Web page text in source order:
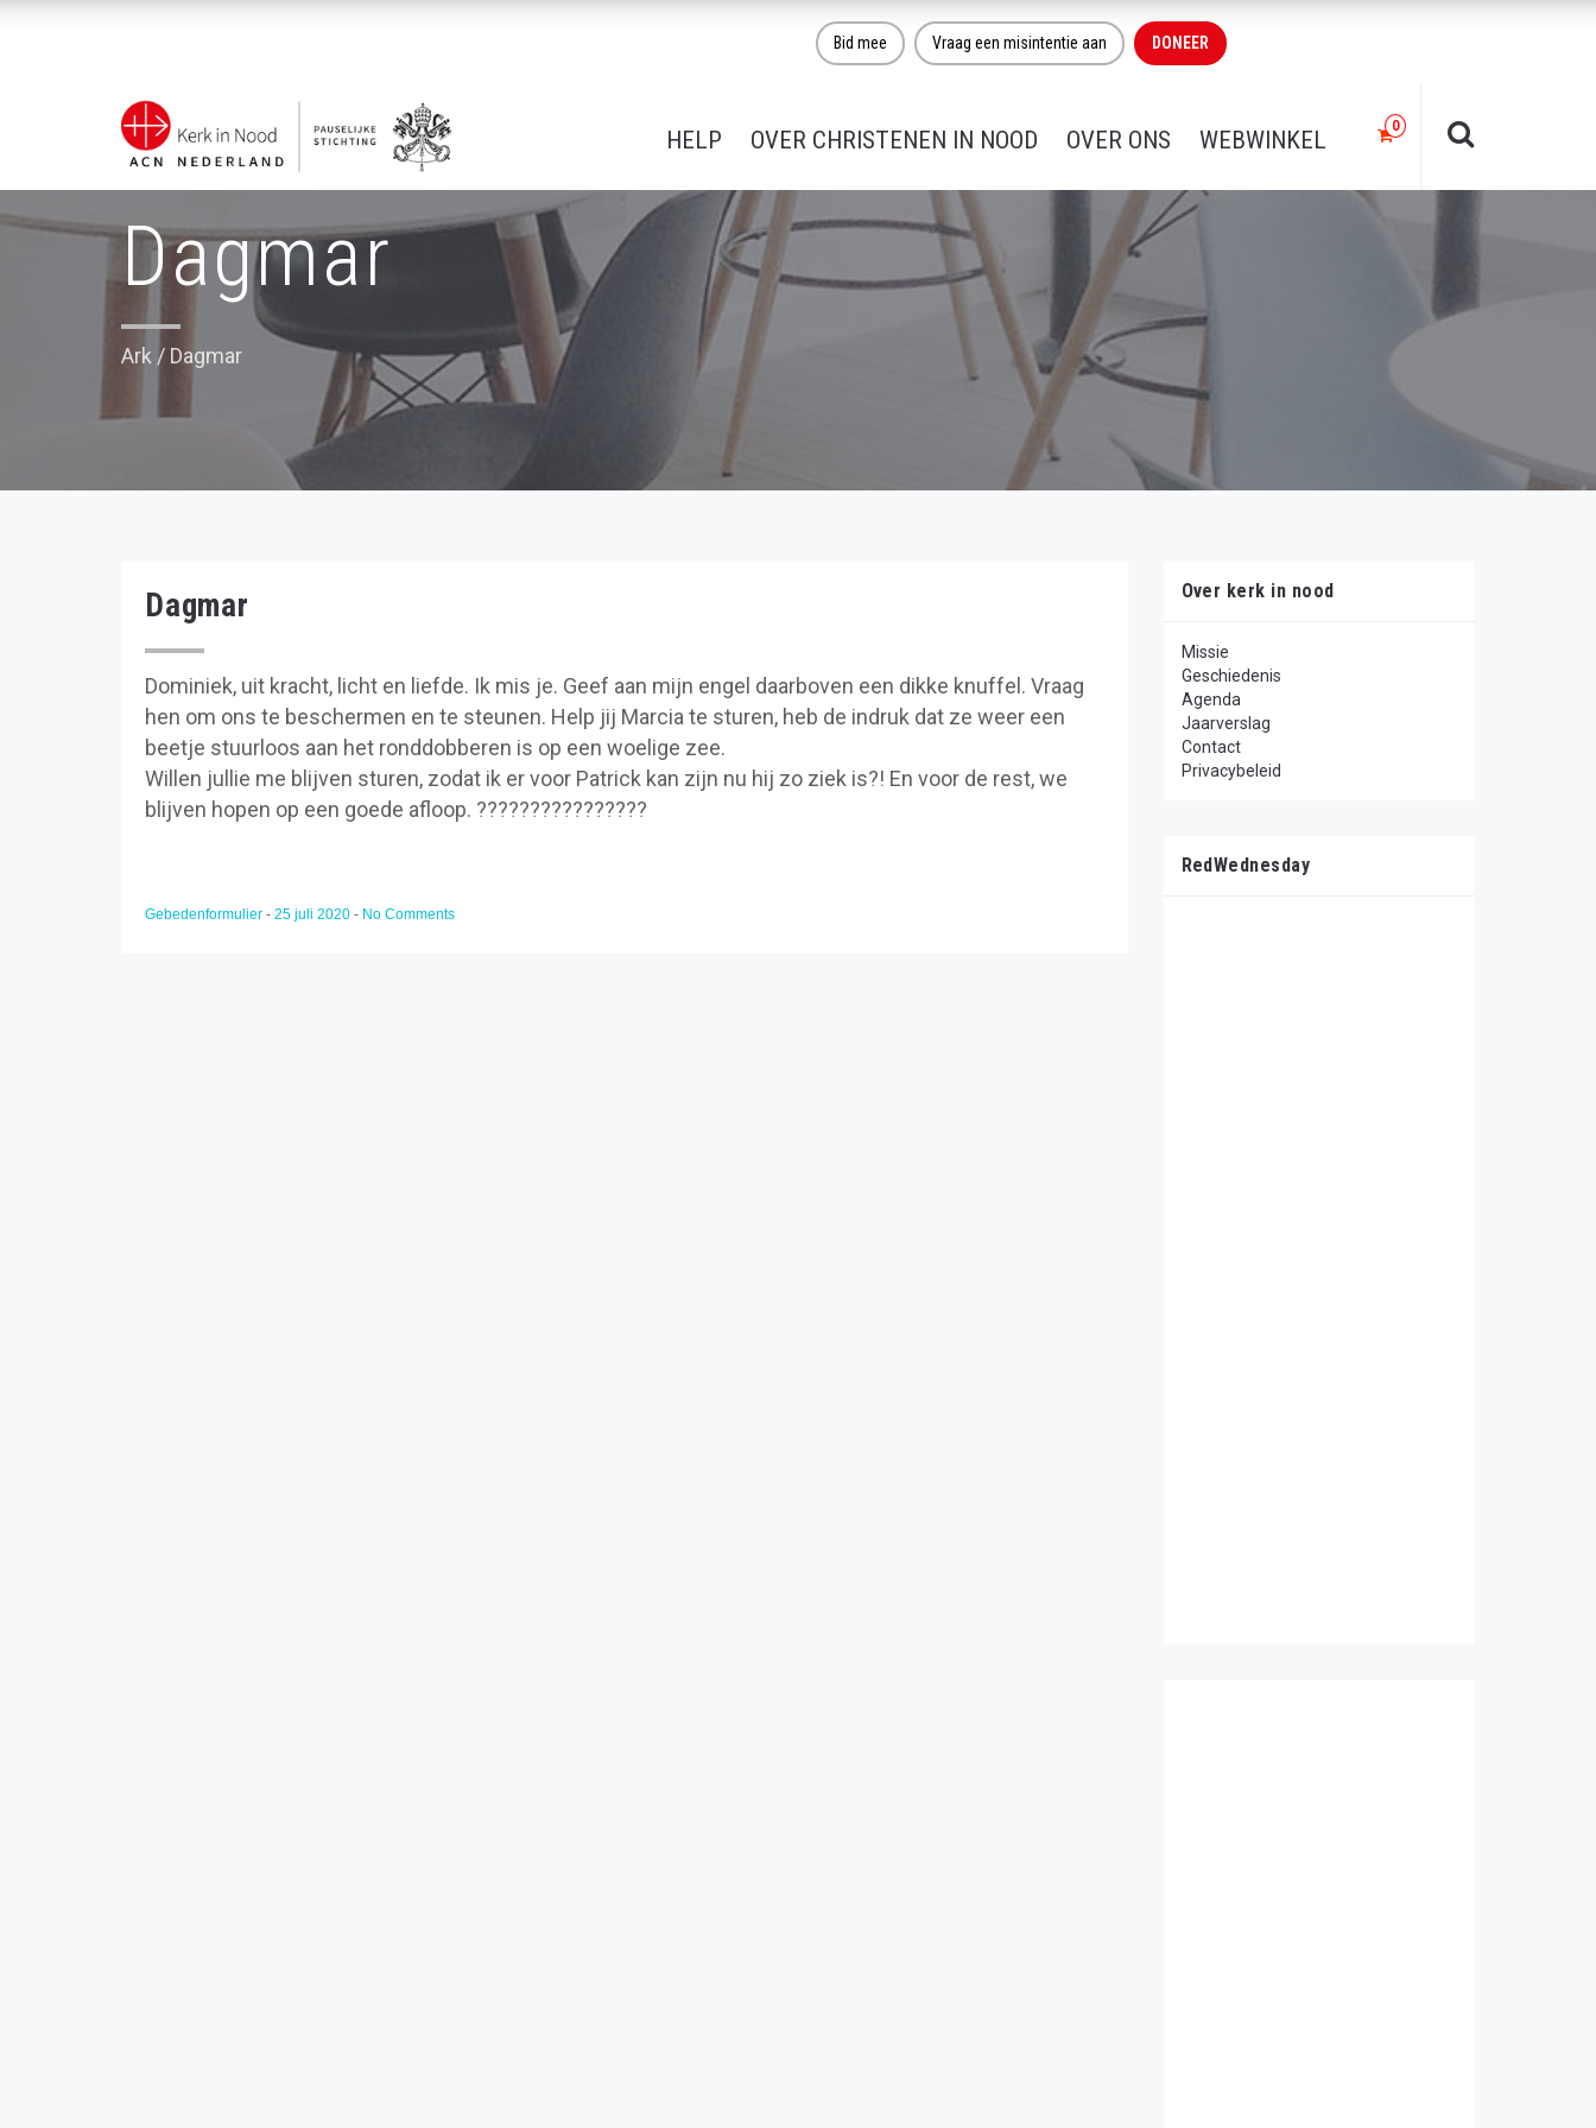
Bid mee Vraag een misintentie aan DONEER
HELP OVER CHRISTENEN IN NOOD OVER ONS WEBWINKEL
Dagmar
Ark / Dagmar
Dagmar
Dominiek, uit kracht, licht en liefde. Ik mis je. Geef aan mijn engel daarboven een dikke knuffel. Vraag
hen om ons te beschermen en te steunen. Help jij Marcia te sturen, heb de indruk dat ze weer een
beetje stuurloos aan het ronddobberen is op een woelige zee.
Willen jullie me blijven sturen, zodat ik er voor Patrick kan zijn nu hij zo ziek is?! En voor de rest, we
blijven hopen op een goede afloop. ????????????????
Gebedenformulier - 25 juli 2020 - No Comments
Over kerk in nood
Missie
Geschiedenis
Agenda
Jaarverslag
Contact
Privacybeleid
RedWednesday